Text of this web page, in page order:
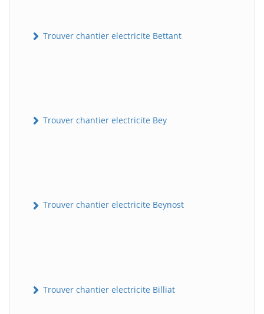
Trouver chantier electricite Bettant
Trouver chantier electricite Bey
Trouver chantier electricite Beynost
Trouver chantier electricite Billiat